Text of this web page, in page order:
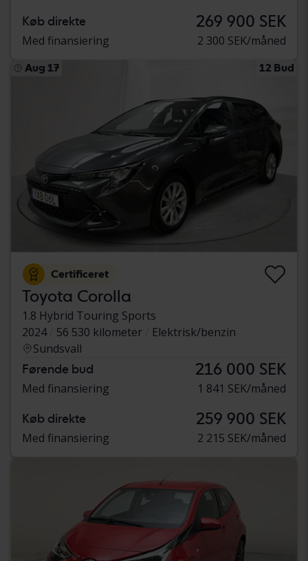
Køb direkte 269 900 SEK
Med finansiering 2 300 SEK/måned
Aug 17 12 Bud
Certificeret
Toyota Corolla
1.8 Hybrid Touring Sports
2024
56 530 kilometer
Elektrisk/benzin
Sundsvall
Førende bud 216 000 SEK
Med finansiering 1 841 SEK/måned
Køb direkte 259 900 SEK
Med finansiering 2 215 SEK/måned